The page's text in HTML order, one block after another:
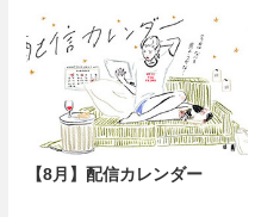
【8月】配信カレンダー